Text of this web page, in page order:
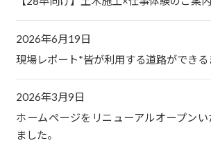
2026年6月19日
現場レポート*皆が利用する道路ができる
2026年3月9日
ホームページをリニューアルオープンい
ました。